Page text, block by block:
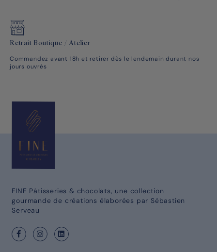
Retrait Boutique / Atelier
Commandez avant 18h et retirer dès le lendemain durant nos
jours ouvrés
FINE Pâtisseries & chocolats, une collection
gourmande de créations élaborées par Sébastien
Serveau